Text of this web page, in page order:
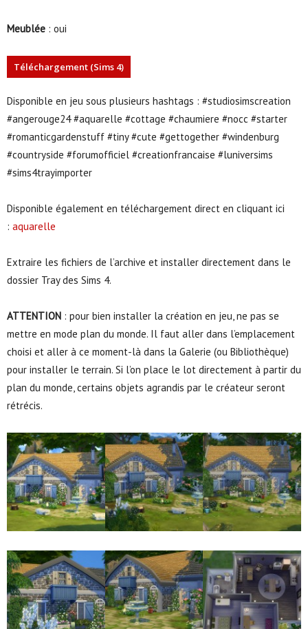
Meublée : oui
Téléchargement (Sims 4)
Disponible en jeu sous plusieurs hashtags : #studiosimscreation
#angerouge24 #aquarelle #cottage #chaumiere #nocc #starter
#romanticgardenstuff #tiny #cute #gettogether #windenburg
#countryside #forumofficiel #creationfrancaise #luniversims
#sims4trayimporter
Disponible également en téléchargement direct en cliquant ici
: aquarelle
Extraire les fichiers de l’archive et installer directement dans le
dossier Tray des Sims 4.
ATTENTION : pour bien installer la création en jeu, ne pas se
mettre en mode plan du monde. Il faut aller dans l’emplacement
choisi et aller à ce moment-là dans la Galerie (ou Bibliothèque)
pour installer le terrain. Si l’on place le lot directement à partir du
plan du monde, certains objets agrandis par le créateur seront
rétrécis.